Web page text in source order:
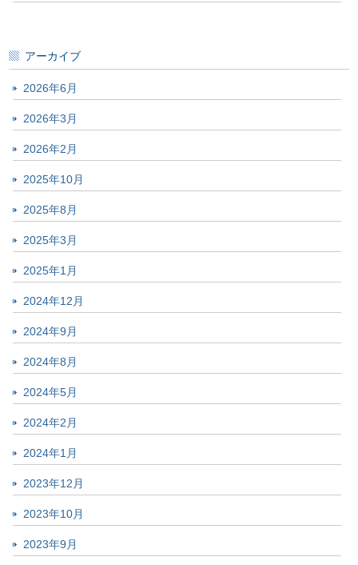
アーカイブ
2026年6月
2026年3月
2026年2月
2025年10月
2025年8月
2025年3月
2025年1月
2024年12月
2024年9月
2024年8月
2024年5月
2024年2月
2024年1月
2023年12月
2023年10月
2023年9月